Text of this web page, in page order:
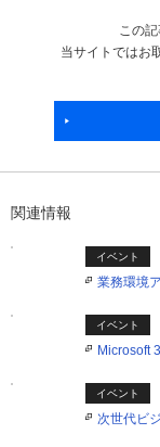
この
当サイトではお
関連情報
イベント
業務環境
イベント
Microsoft
イベント
次世代ビ